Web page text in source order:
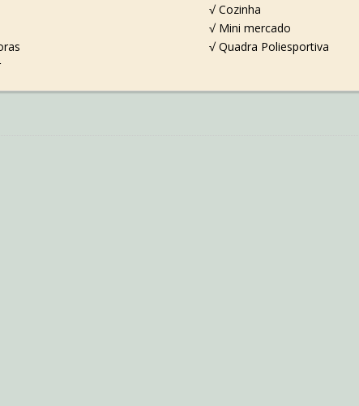
√ Cozinha
√ Mini mercado
√ Quadra Poliesportiva